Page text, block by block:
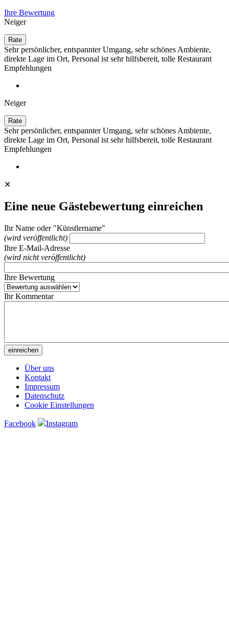
Ihre Bewertung
Neiger
Sehr persönlicher, entspannter Umgang, sehr schönes Ambiente,
direkte Lage im Ort, Personal ist sehr hilfsbereit, tolle Restaurant
Empfehlungen
Neiger
Sehr persönlicher, entspannter Umgang, sehr schönes Ambiente,
direkte Lage im Ort, Personal ist sehr hilfsbereit, tolle Restaurant
Empfehlungen
✕
Eine neue Gästebewertung einreichen
Ihr Name oder "Künstlername"
(wird veröffentlicht)
Ihre E-Mail-Adresse
(wird nicht veröffentlicht)
Ihre Bewertung
Ihr Kommentar
Über uns
Kontakt
Impressum
Datenschutz
Cookie Einstellungen
Facebook Instagram